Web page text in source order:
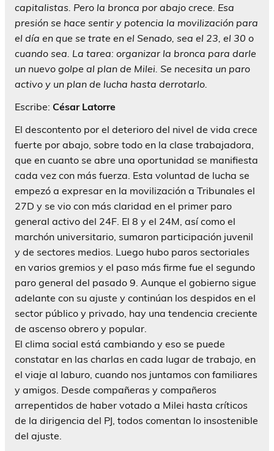
capitalistas. Pero la bronca por abajo crece. Esa
presión se hace sentir y potencia la movilización para
el día en que se trate en el Senado, sea el 23, el 30 o
cuando sea. La tarea: organizar la bronca para darle
un nuevo golpe al plan de Milei. Se necesita un paro
activo y un plan de lucha hasta derrotarlo.
Escribe: César Latorre
El descontento por el deterioro del nivel de vida crece
fuerte por abajo, sobre todo en la clase trabajadora,
que en cuanto se abre una oportunidad se manifiesta
cada vez con más fuerza. Esta voluntad de lucha se
empezó a expresar en la movilización a Tribunales el
27D y se vio con más claridad en el primer paro
general activo del 24F. El 8 y el 24M, así como el
marchón universitario, sumaron participación juvenil
y de sectores medios. Luego hubo paros sectoriales
en varios gremios y el paso más firme fue el segundo
paro general del pasado 9. Aunque el gobierno sigue
adelante con su ajuste y continúan los despidos en el
sector público y privado, hay una tendencia creciente
de ascenso obrero y popular.
El clima social está cambiando y eso se puede
constatar en las charlas en cada lugar de trabajo, en
el viaje al laburo, cuando nos juntamos con familiares
y amigos. Desde compañeras y compañeros
arrepentidos de haber votado a Milei hasta críticos
de la dirigencia del PJ, todos comentan lo insostenible
del ajuste.